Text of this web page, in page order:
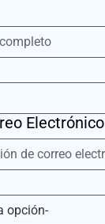
Electrónico